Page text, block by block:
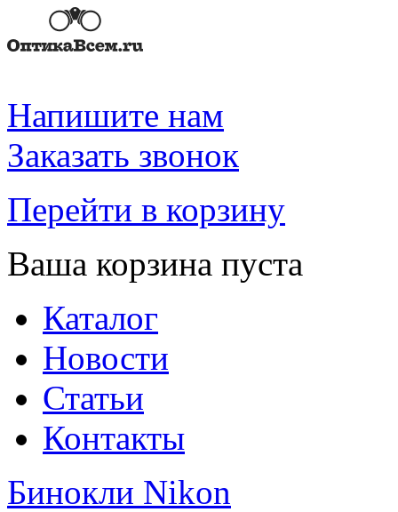
Напишите нам
Заказать звонок
Перейти в корзину
Ваша корзина пуста
Каталог
Новости
Статьи
Контакты
Бинокли Nikon